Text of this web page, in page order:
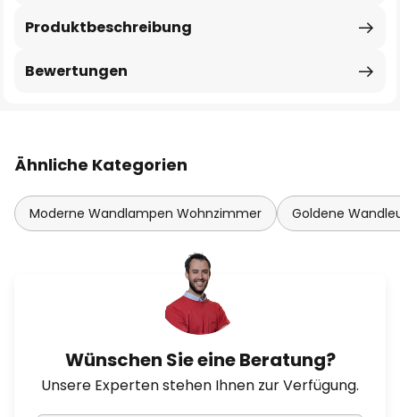
Produktbeschreibung
Bewertungen
Ähnliche Kategorien
Moderne Wandlampen Wohnzimmer Goldene
Wünschen Sie eine Beratung?
Unsere Experten stehen Ihnen zur Verfügung.